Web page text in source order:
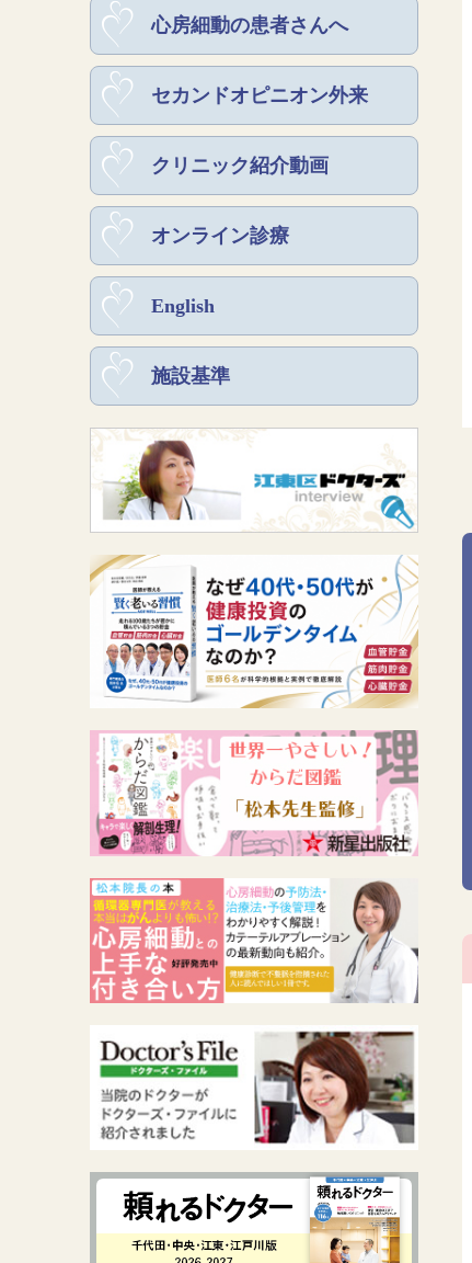
心房細動の患者さんへ
セカンドオピニオン外来
クリニック紹介動画
オンライン診療
English
施設基準